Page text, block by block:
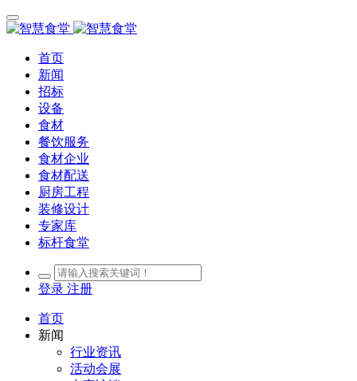
首页
新闻
招标
设备
食材
餐饮服务
食材企业
食材配送
厨房工程
装修设计
专家库
标杆食堂
登录 注册
首页
新闻
行业资讯
活动会展